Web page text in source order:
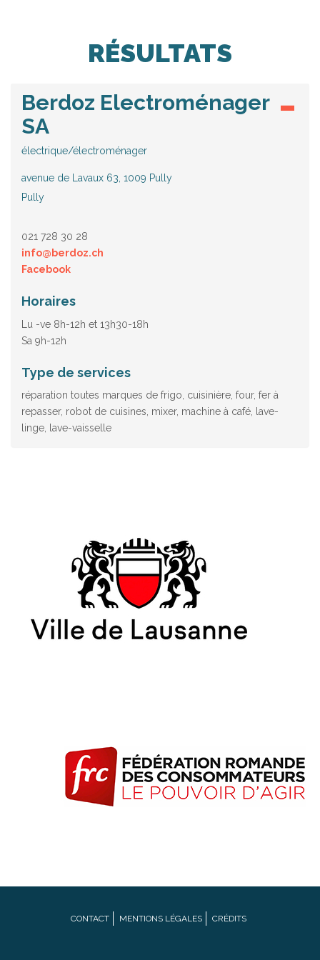
RÉSULTATS
Berdoz Electroménager
SA
électrique/électroménager
avenue de Lavaux 63, 1009 Pully
Pully
021 728 30 28
info@berdoz.ch
Facebook
Horaires
Lu -ve 8h-12h et 13h30-18h
Sa 9h-12h
Type de services
réparation toutes marques de frigo, cuisinière, four, fer à
repasser, robot de cuisines, mixer, machine à café, lave-
linge, lave-vaisselle
FooterCONTACT MENTIONS LÉGALES CRÉDITS